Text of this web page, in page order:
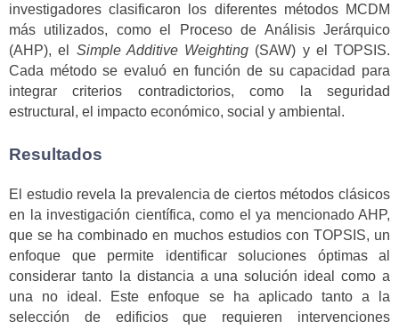
investigadores clasificaron los diferentes métodos MCDM
más utilizados, como el Proceso de Análisis Jerárquico
(AHP), el Simple Additive Weighting (SAW) y el TOPSIS.
Cada método se evaluó en función de su capacidad para
integrar criterios contradictorios, como la seguridad
estructural, el impacto económico, social y ambiental.
Resultados
El estudio revela la prevalencia de ciertos métodos clásicos
en la investigación científica, como el ya mencionado AHP,
que se ha combinado en muchos estudios con TOPSIS, un
enfoque que permite identificar soluciones óptimas al
considerar tanto la distancia a una solución ideal como a
una no ideal. Este enfoque se ha aplicado tanto a la
selección de edificios que requieren intervenciones